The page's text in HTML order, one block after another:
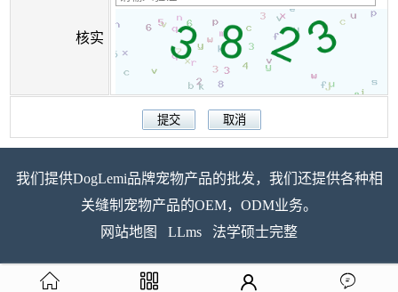
核实
我们提供DogLemi品牌宠物产品的批发，我们还提供各种相
关缝制宠物产品的OEM，ODM业务。
网站地图
LLms 法学硕士完整